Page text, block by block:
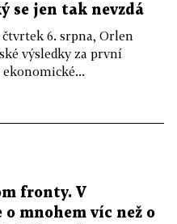
se jen tak nevzdá
6. srpna, Orlen
výsledky za první
fronty. V
mnohem víc než o